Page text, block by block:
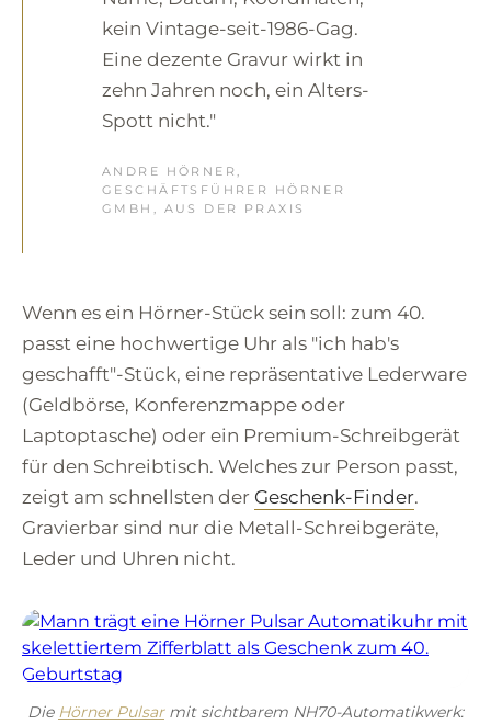
kein Vintage-seit-1986-Gag.
Eine dezente Gravur wirkt in
zehn Jahren noch, ein Alters-
Spott nicht."
ANDRE HÖRNER,
GESCHÄFTSFÜHRER HÖRNER
GMBH, AUS DER PRAXIS
Wenn es ein Hörner-Stück sein soll: zum 40.
passt eine hochwertige Uhr als "ich hab's
geschafft"-Stück, eine repräsentative Lederware
(Geldbörse, Konferenzmappe oder
Laptoptasche) oder ein Premium-Schreibgerät
für den Schreibtisch. Welches zur Person passt,
zeigt am schnellsten der Geschenk-Finder.
Gravierbar sind nur die Metall-Schreibgeräte,
Leder und Uhren nicht.
Die Hörner Pulsarmit sichtbarem NH70-Automatikwerk: